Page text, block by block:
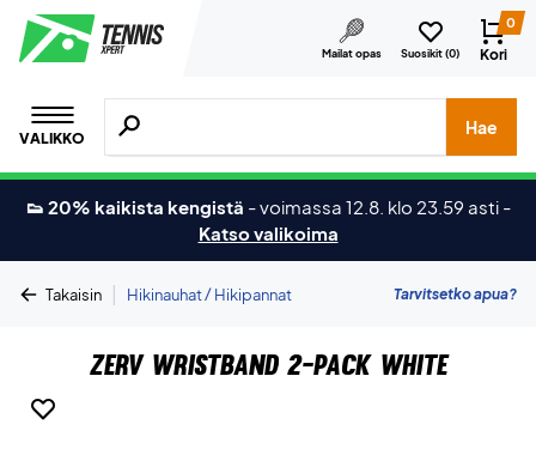
Mailat opas Suosikit (0)
0
Kori
VALIKKO
Hae tuotteita, merkkejä jne.
Hae
👟 20% kaikista kengistä -voimassa 12.8. klo 23.59 asti -
Katso valikoima
Takaisin | Hikinauhat / Hikipannat Tarvitsetko apua?
ZERV Wristband 2-Pack White